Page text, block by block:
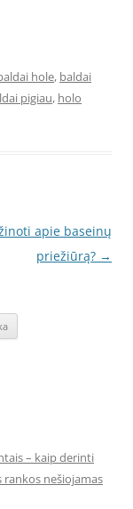
hole, baldai
pigiau, holo
apie baseinų
priežiūrą? →
– kaip derinti
rankos nešiojamas